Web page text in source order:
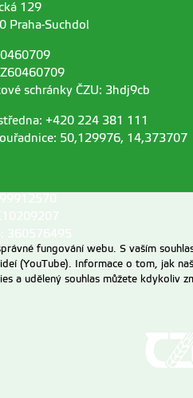
129
Praha-Suchdol
schránky ČZU: 3hdj9cb
+420 224 381 111
50,129976, 14,373707
fungování webu. S vaším
(YouTube). Informace o tom, jak
a udělený souhlas můžete kdykoliv